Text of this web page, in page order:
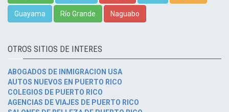
Guayama Río Grande Naguabo
OTROS SITIOS DE INTERES
ABOGADOS DE INMIGRACION USA
AUTOS NUEVOS EN PUERTO RICO
COLEGIOS DE PUERTO RICO
AGENCIAS DE VIAJES DE PUERTO RICO